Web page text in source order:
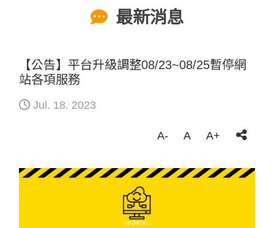
最新消息
【公告】平台升級調整08/23~08/25暫停網
站各項服務
Jul. 18. 2023
A- A A+